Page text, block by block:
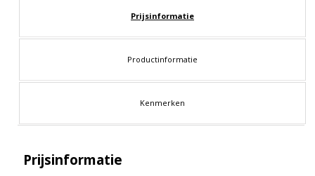
Prijsinformatie
Productinformatie
Kenmerken
Prijsinformatie